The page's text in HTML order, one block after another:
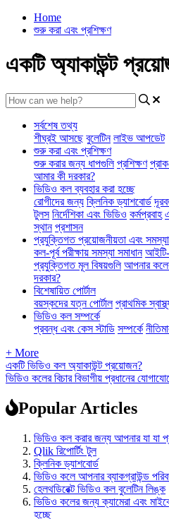
Home
শুরু করা এবং প্রশিক্ষণ
একটি অ্যাকাউন্ট
সর্বশেষ তথ্য
শীঘ্রই আসছে বুলেটিন লাইভ আপডেট
শুরু করা এবং প্রশিক্ষণ
শুরু করার জন্য ধাপগুলি প্রশিক্ষণ
আমার কী দরকার?
ভিডিও কল ব্যবহার করা হচ্ছে
রোগীদের জন্য ক্লিনিক ড্যাশবোর্ড
টুলস নির্দেশিকা এবং ভিডিও কর্মপ্রবাহ
স্থান প্রশাসন
প্রযুক্তিগত প্রয়োজনীয়তা এবং সমস্যা
কল-পূর্ব পরীক্ষায় সমস্যা সমাধান
প্রযুক্তিগত মূল বিষয়গুলি আপনার
দরকার?
বিশেষায়িত পোর্টাল
বয়স্কদের যত্ন পোর্টাল প্রাথমিক
ভিডিও কল সম্পর্কে
প্রবন্ধ এবং কেস স্টাডি সম্পর্কে
+ More
একটি ভিডিও কল অ্যাকাউন্ট প্রয়োজন?
ভিডিও কলের বিচার বিভাগীয় প্রধানের
Popular Articles
ভিডিও কল করার জন্য আপনার যা যা
Qlik রিপোর্টিং টুল
ক্লিনিক ড্যাশবোর্ড
ভিডিও কলে আপনার ব্যাকগ্রাউন্ড
হেলথডিরেক্ট ভিডিও কল বুলেটিন লিঙ্ক
ভিডিও কলের জন্য ক্যামেরা এবং
হচ্ছে